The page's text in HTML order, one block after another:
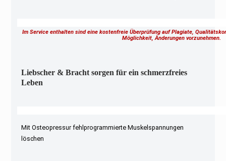
Im Service enthalten sind eine kostenfreie Überprüfung auf Plagiate,
Möglichkeit, Änderungen vorzunehmen.
Liebscher & Bracht sorgen für ein schmerzfreies
Leben
Mit Osteopressur fehlprogrammierte Muskelspannungen
löschen